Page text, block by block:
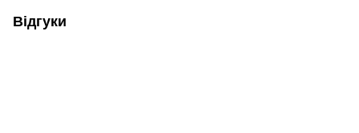
Відгуки